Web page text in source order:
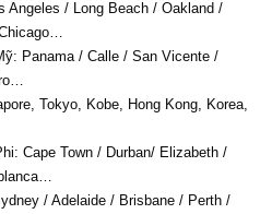
Angeles / Long Beach / Oakland /
Panama / Calle / San Vicente /
Tokyo, Kobe, Hong Kong, Korea,
Cape Town / Durban/ Elizabeth /
/ Adelaide / Brisbane / Perth /